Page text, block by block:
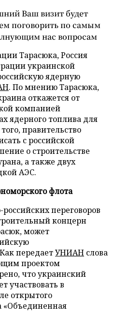
Ваш визит будет
поговорить по самым
нас вопросам
Тарасюка, Россия
украинской
ядерную
. По мнению Тарасюка,
откажется от
компанией
ядерного топлива для
правительство
с российской
о строительстве
а также двух
АЭС.
флота
переговоров
концерн
может
передаетУНИАН слова
проектом
что украинский
участвовать в
открытого
«Объединенная